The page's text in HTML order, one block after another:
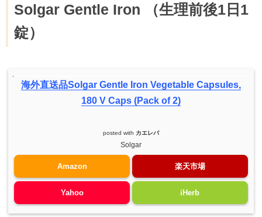
Solgar Gentle Iron （生理前後1日1
錠）
海外直送品Solgar Gentle Iron Vegetable Capsules,
180 V Caps (Pack of 2)
posted with カエレバ
Solgar
Amazon 楽天市場
Yahoo iHerb